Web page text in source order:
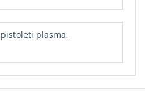
plasma,